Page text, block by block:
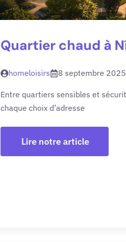
Quartier chaud à
homeloisirs 8 septembre 2025
Entre quartiers sensibles et
chaque choix d’adresse
Lire notre article